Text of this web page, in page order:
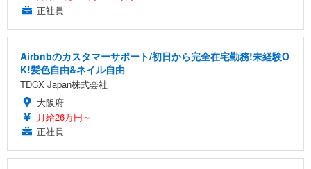
正社員
Airbnbのカスタマーサポート/初日から完全在宅勤務!未経験O
K!髪色自由&ネイル自由
TDCX Japan株式会社
大阪府
月給26万円～
正社員